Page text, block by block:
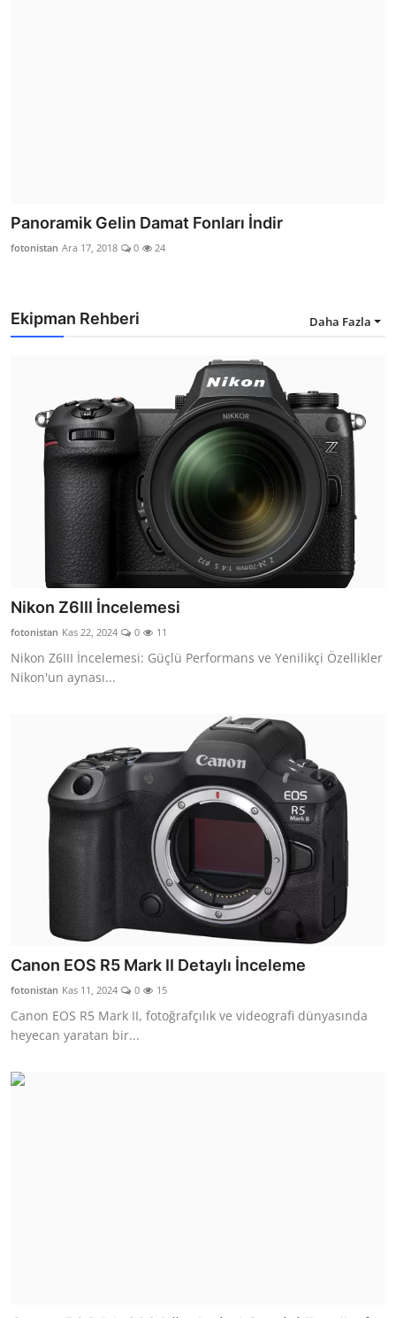
Panoramik Gelin Damat Fonları İndir
fotonistan Ara 17, 2018 0 24
Ekipman Rehberi Daha Fazla
Nikon Z6III İncelemesi
fotonistan Kas 22, 2024 0 11
Nikon Z6III İncelemesi: Güçlü Performans ve Yenilikçi Özellikler
Nikon'un aynası...
Canon EOS R5 Mark II Detaylı İnceleme
fotonistan Kas 11, 2024 0 15
Canon EOS R5 Mark II, fotoğrafçılık ve videografi dünyasında
heyecan yaratan bir...